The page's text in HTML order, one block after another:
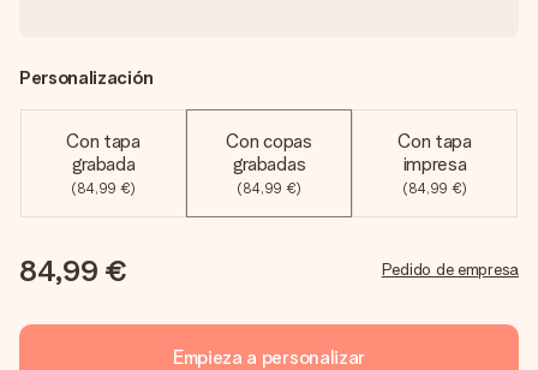
Personalización
Con tapa
grabada
(84,99 €)
Con copas
grabadas
(84,99 €)
Con tapa
impresa
(84,99 €)
84,99 € Pedido de empresa
Empieza a personalizar